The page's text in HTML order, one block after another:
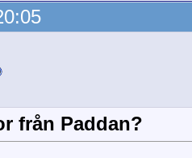
från Paddan?